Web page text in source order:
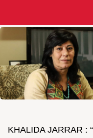
KHALIDA JARRAR :